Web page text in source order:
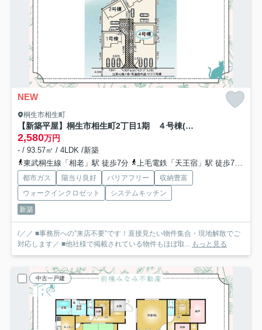
NEW
桐生市相生町
【新築平屋】桐生市相生町2丁目1期 ４号棟(全４棟) リナージュ 新築建売分譲
2,580万円
- / 93.57㎡ / 4LDK /新築
東武桐生線「相老」駅 徒歩7分
上毛電鉄「天王宿」駅 徒歩7分
都市ガス 陽当り良好 バリアフリー
収納豊富
ウォークインクロゼット
システムキッチン
新築
/／／ ■事務所への”来店不要”です！直接見たい物件集合・現地解散でご
対応します／ ■他社様で掲載されている物件もほぼ取... もっと見る
中古一戸建